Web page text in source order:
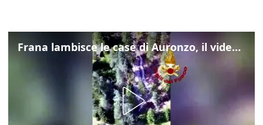
Frana lambisce le case di Auronzo, il video dall'elicottero dei vigili del fuoco